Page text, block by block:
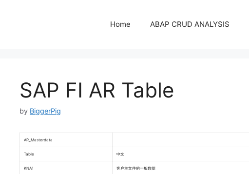
Home ABAP CRUD ANALYSIS
SAP FI AR Table
by BiggerPig
AR_Masterdata
Table 中文
KNA1 客户主文件的一般数据